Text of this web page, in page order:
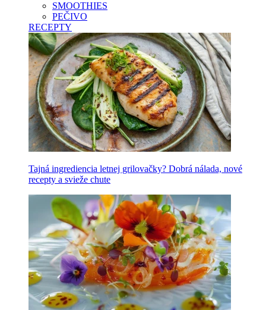
SMOOTHIES
PEČIVO
RECEPTY
Tajná ingrediencia letnej grilovačky? Dobrá nálada, nové
recepty a svieže chute